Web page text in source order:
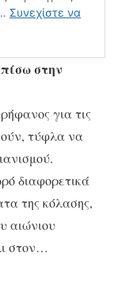
στην
για τις
τύφλα να
διαφορετικά
της κόλασης,
αιώνιου
στον…